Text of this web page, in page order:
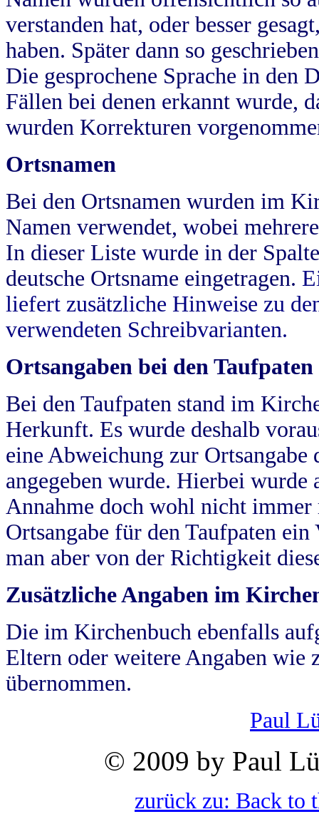
verstanden hat, oder besser
haben. Später dann so
Die gesprochene Sprache in
Fällen bei denen erkannt wurde,
wurden Korrekturen
Ortsnamen
Bei den Ortsnamen wurden im
Namen verwendet, wobei
In dieser Liste wurde in der
deutsche Ortsname eingetragen.
liefert zusätzliche Hinweise zu
verwendeten Schreibvarianten.
Ortsangaben bei den Taufpaten
Bei den Taufpaten stand im
Herkunft. Es wurde deshalb
eine Abweichung zur
angegeben wurde. Hierbei wurde
Annahme doch wohl nicht
Ortsangabe für den Taufpaten
man aber von der Richtigkeit
Zusätzliche Angaben im
Die im Kirchenbuch ebenfalls
Eltern oder weitere Angaben wie
übernommen.
Paul
© 2009 by Paul
zurück zu: Back to